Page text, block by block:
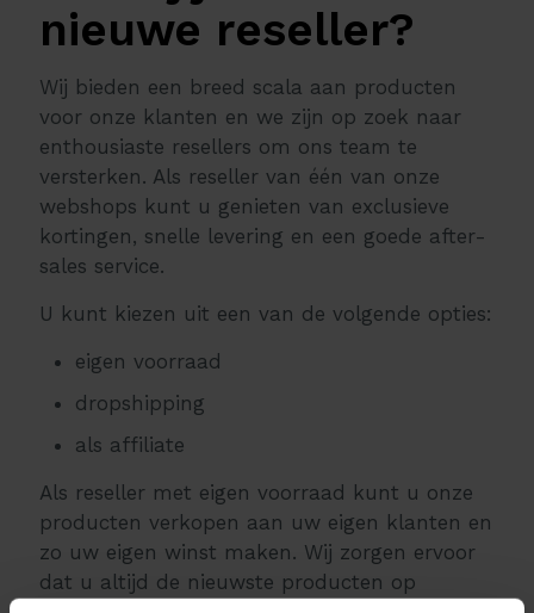
nieuwe reseller?
Wij bieden een breed scala aan producten
voor onze klanten en we zijn op zoek naar
enthousiaste resellers om ons team te
versterken. Als reseller van één van onze
webshops kunt u genieten van exclusieve
kortingen, snelle levering en een goede after-
sales service.
U kunt kiezen uit een van de volgende opties:
eigen voorraad
dropshipping
als affiliate
Als reseller met eigen voorraad kunt u onze
producten verkopen aan uw eigen klanten en
zo uw eigen winst maken. Wij zorgen ervoor
dat u altijd de nieuwste producten op